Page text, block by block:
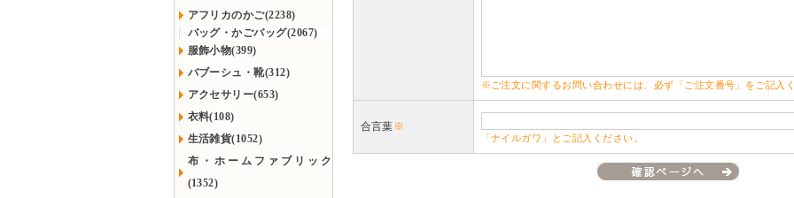
アフリカのかご(2238)
バッグ・かごバッグ(2067)
服飾小物(399)
バブーシュ・靴(312)
アクセサリー(653)
衣料(108)
生活雑貨(1052)
布・ホームファブリック
(1352)
※ご注文に関するお問い合わせには、必ず「ご注文番号」をご記入
合言葉※
「ナイルガワ」とご記入ください。